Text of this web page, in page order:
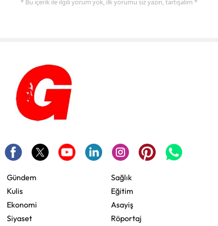
* Bu içerik ile ilgili yorum yok, ilk yorumu siz yazın, tartışalım *
Gündem
Kulis
Ekonomi
Siyaset
Sağlık
Eğitim
Asayiş
Röportaj